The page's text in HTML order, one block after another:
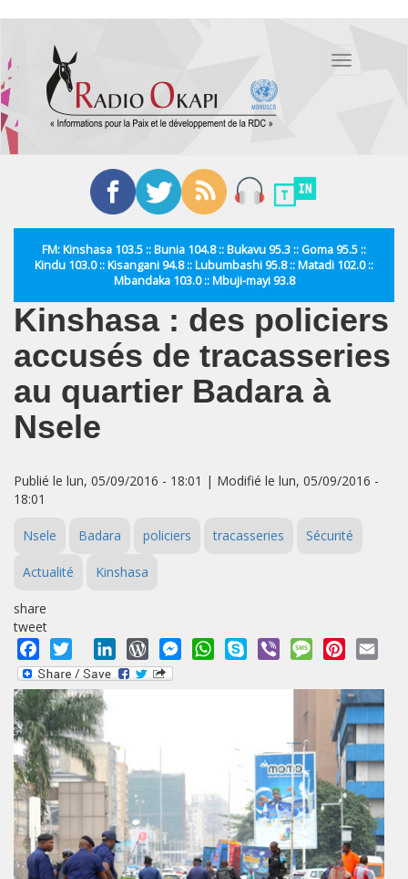
contenu
principal
Toggle
FM: Kinshasa 103.5 :: Bunia 104.8 :: Bukavu 95.3 :: Goma 95.5 ::
Kindu 103.0 :: Kisangani 94.8 :: Lubumbashi 95.8 :: Matadi 102.0 ::
Mbandaka 103.0 :: Mbuji-mayi 93.8
Kinshasa : des policiers
accusés de tracasseries
au quartier Badara à
Nsele
Publié le lun, 05/09/2016 - 18:01 | Modifié le lun, 05/09/2016 -
18:01
Nsele Badara policiers tracasseries Sécurité
Actualité Kinshasa
share
tweet
Facebook
Twitter LinkedInWordPressMessengerWhatsApp
Skype Viber MessagePinterest